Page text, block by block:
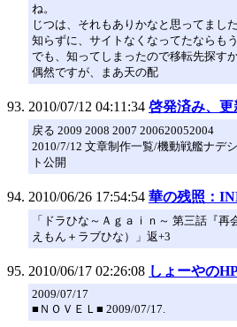
ね。
じつは、それもありかなと思ってました
知らずに、サイトなくなってたならも
でも、知ってしまったので移転先探すか
偶然ですが、まあ天の配
2010/07/12 04:11:34 啓発済み、更
戻る 2009 2008 2007 200620052004
2010/7/12 文章制作一覧/機動戦艦ナデ
ト公開
2010/06/26 17:54:54 華の残照：
「ドラひな～Ａｇａｉｎ～ 第三話『再
えもん＋ラブひな）」返+3
2010/06/17 02:26:08 しょーやの
2009/07/17
■ＮＯＶＥＬ■ 2009/07/17.